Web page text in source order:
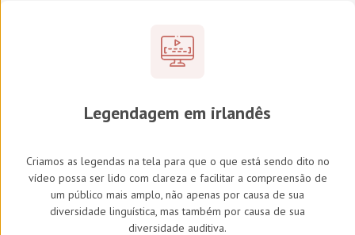
Legendagem em irlandês
Criamos as legendas na tela para que o que está sendo dito no
vídeo possa ser lido com clareza e facilitar a compreensão de
um público mais amplo, não apenas por causa de sua
diversidade linguística, mas também por causa de sua
diversidade auditiva.